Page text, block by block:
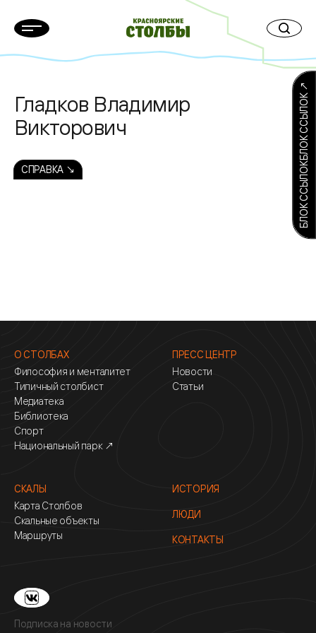
Гладков Владимир
Викторович
СПРАВКА ↘ БЛОК ССЫЛОКБЛОК ССЫЛОК ↗
О СТОЛБАХ
Философия и менталитет
Типичный столбист
Медиатека
Библиотека
Спорт
Национальный парк ↗
ПРЕСС ЦЕНТР
Новости
Статьи
СКАЛЫ
Карта Столбов
Скальные объекты
Маршруты
ИСТОРИЯ
ЛЮДИ
КОНТАКТЫ
Подписка на новости